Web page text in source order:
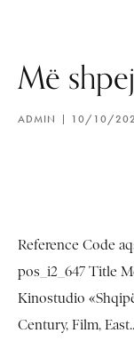
Më
ADMIN 10/10/
Reference Code
pos_i2_647 Title
Kinostudio
Century, Film,